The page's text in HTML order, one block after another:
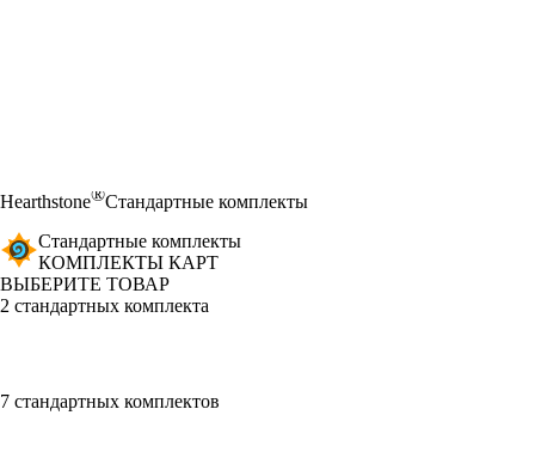
Hearthstone®Стандартные комплекты
Стандартные комплекты
КОМПЛЕКТЫ КАРТ
ВЫБЕРИТЕ ТОВАР
2 стандартных комплекта
7 стандартных комплектов